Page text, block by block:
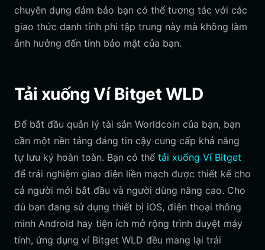
chuyên dụng đảm bảo bạn có thể tương tác với các
giao thức danh tính phi tập trung này mà không làm
ảnh hưởng đến tính bảo mật của bạn.
Tải xuống Ví Bitget WLD
Để bắt đầu quản lý tài sản Worldcoin của bạn, bạn
cần một nền tảng đáng tin cậy cung cấp khả năng
tự lưu ký hoàn toàn. Bạn có thể tải xuống Ví Bitget
để trải nghiệm giao diện liền mạch được thiết kế cho
cả người mới bắt đầu và người dùng nâng cao. Cho
dù bạn đang sử dụng thiết bị iOS, điện thoại thông
minh Android hay tiện ích mở rộng trình duyệt máy
tính, ứng dụng ví Bitget WLD đều mang lại trải